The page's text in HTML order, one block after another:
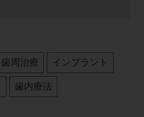
歯周治療 インプラント
歯内療法